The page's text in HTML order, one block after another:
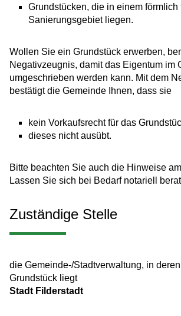
Grundstücken, die in einem förmlich
Sanierungsgebiet liegen.
Wollen Sie ein Grundstück erwerben,
Negativzeugnis, damit das Eigentum im
umgeschrieben werden kann. Mit dem
bestätigt die Gemeinde Ihnen, dass sie
kein Vorkaufsrecht für das
dieses nicht ausübt.
Bitte beachten Sie auch die Hinweise
Lassen Sie sich bei Bedarf notariell
Zuständige Stelle
die Gemeinde-/Stadtverwaltung, in
Grundstück liegt
Stadt Filderstadt